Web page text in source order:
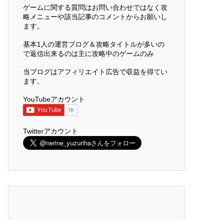
ゲームに関する質問はお問い合わせではなく攻
略メニューや該当記事のコメントからお願いし
ます。
基本1人の運営ブログ＆攻略タイトルが多いの
で返信出来るのは主に攻略中のゲームのみ
当ブログはアフィリエイト広告で収益を得てい
ます。
YouTubeアカウント
Twitterアカウント